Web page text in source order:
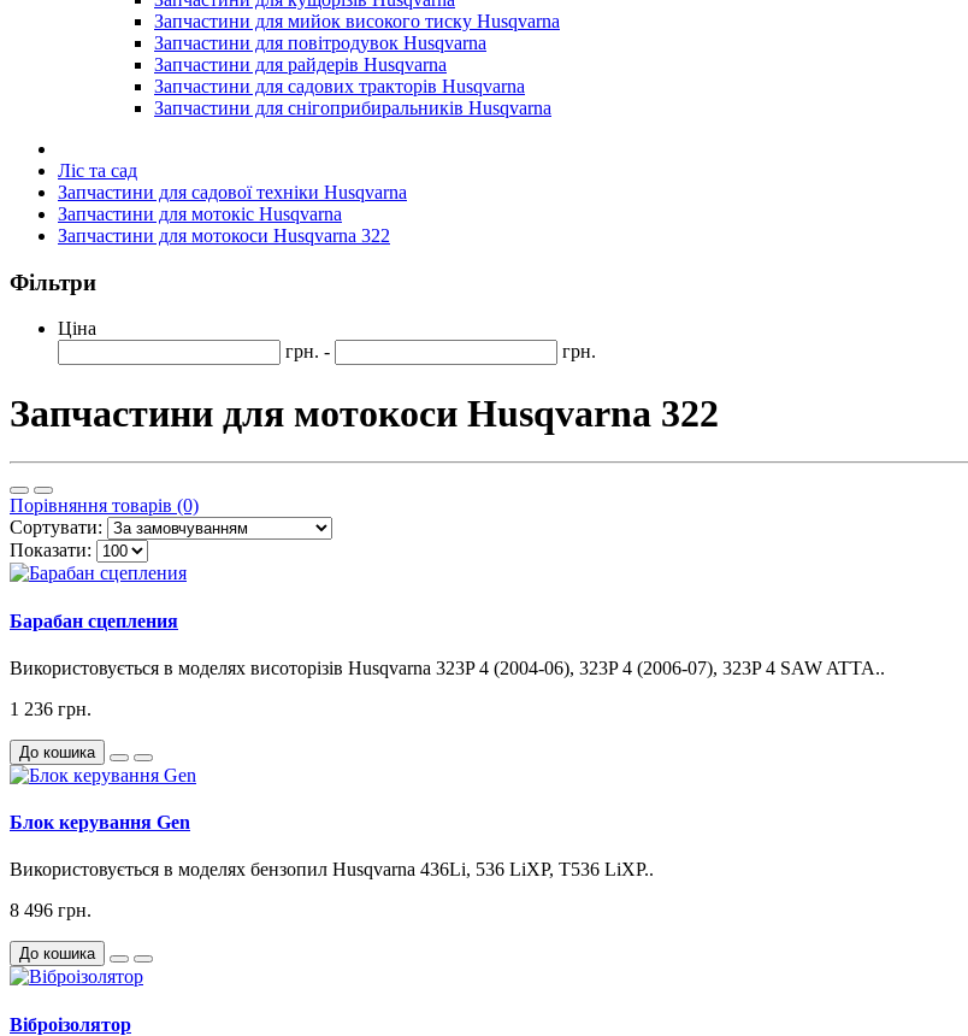
Запчастини для мийок високого тиску Husqvarna
Запчастини для повітродувок Husqvarna
Запчастини для райдерів Husqvarna
Запчастини для садових тракторів Husqvarna
Запчастини для снігоприбиральників Husqvarna
Ліс та сад
Запчастини для садової техніки Husqvarna
Запчастини для мотокіс Husqvarna
Запчастини для мотокоси Husqvarna 322
Фільтри
Ціна
грн. -
грн.
Запчастини для мотокоси Husqvarna 322
Порівняння товарів (0)
Сортувати:
Показати:
Барабан сцепления
Використовується в моделях висоторізів Husqvarna 323P 4 (2004-06), 323P 4 (2006-07), 323P 4 SAW ATTA..
1 236 грн.
До кошика
Блок керування Gen
Використовується в моделях бензопил Husqvarna 436Li, 536 LiXP, T536 LiXP..
8 496 грн.
До кошика
Віброізолятор